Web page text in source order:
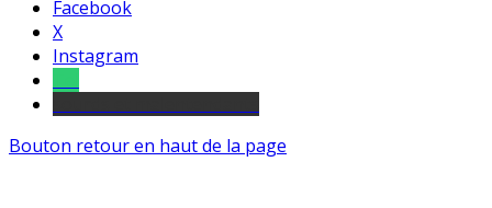
Facebook
X
Instagram
Bouton retour en haut de la page